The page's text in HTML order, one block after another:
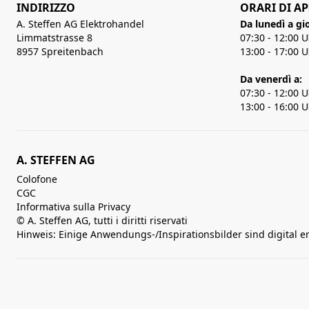
INDIRIZZO
A. Steffen AG Elektrohandel
Limmatstrasse 8
8957 Spreitenbach
ORARI DI
Da lunedì a
07:30 - 12:00
13:00 - 17:00
Da venerdì a:
07:30 - 12:00
13:00 - 16:00
A. STEFFEN AG
Colofone
CGC
Informativa sulla Privacy
© A. Steffen AG, tutti i diritti riservati
Hinweis: Einige Anwendungs-/Inspirationsbilder sind digital